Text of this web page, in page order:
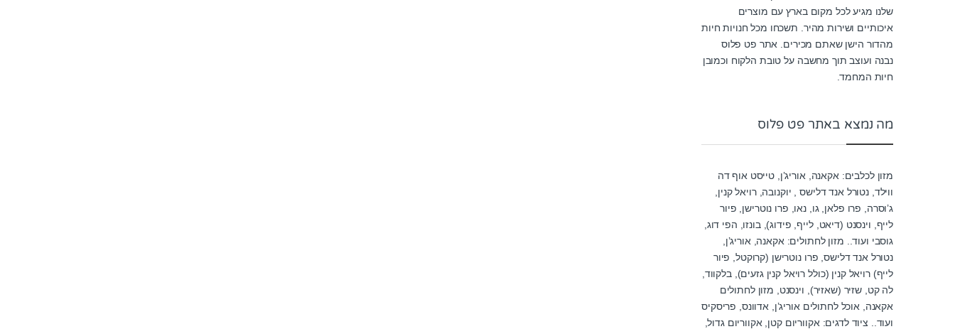
שלנו מגיע לכל מקום בארץ עם מוצרים
איכותיים ושירות מהיר. תשכחו מכל חנויות חיות
מהדור הישן שאתם מכירים. אתר פט פלוס
נבנה ועוצב תוך מחשבה על טובת הלקוח וכמובן
חיות המחמד.
מה נמצא באתר פט פלוס
מזון לכלבים: אקאנה, אוריג’ן, טייסט אוף דה
ווילד, נטורל אנד דלישס , יוקנובה, רויאל קנין,
ג’וסרה, פרו פלאן, גו, נאו, פרו נוטרישן, פיור
לייף, וינסנט (דיאט, לייף, פידוג), בונזו, הפי דוג,
גוסבי ועוד.. מזון לחתולים: אקאנה, אוריג’ן,
נטורל אנד דלישס, פרו נוטרישן (קרוקטל, פיור
לייף) רויאל קנין (כולל רויאל קנין גזעים), בלקווד,
לה קט, שזיר (שאזיר), וינסנט, מזון לחתולים
אקאנה, אוכל לחתולים אוריג’ן, אדוונס, פריסקיס
ועוד.. ציוד לדגים: אקווריום קטן, אקווריום גדול,